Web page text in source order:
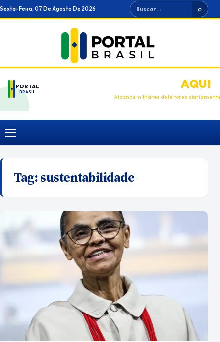
Ir
para
Sexta-Feira, 07 De Agosto De 2026 Buscar ⌕
PORTAL
BRASIL
ANUNCIEAQUI
Alcance milhares de leitores diariamente
Menu
Tag:sustentabilidade